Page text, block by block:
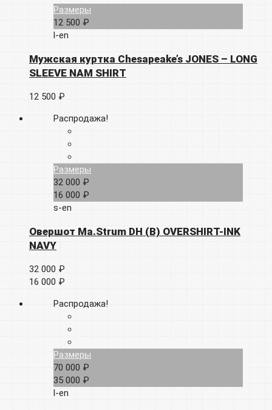
Размеры
12 500 ₽
l-en
Мужская куртка Chesapeake’s JONES – LONG
SLEEVE NAM SHIRT
12 500 ₽
Распродажа!
Размеры
32 000 ₽
16 000 ₽
s-en
Овершот Ma.Strum DH (B) OVERSHIRT-INK
NAVY
32 000 ₽
16 000 ₽
Распродажа!
Размеры
70 000 ₽
35 000 ₽
l-en